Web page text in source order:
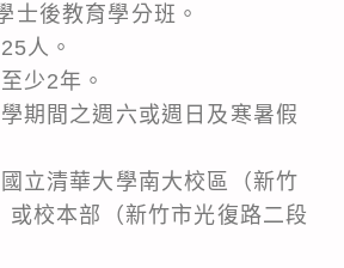
士後教育學分班。
人。
少2年。
期間之週六或週日及寒暑假
立清華大學南大校區（新竹
或校本部（新竹市光復路二段